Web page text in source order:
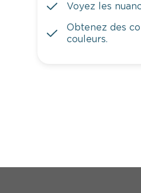
Voyez les
Obtenez des
couleurs.